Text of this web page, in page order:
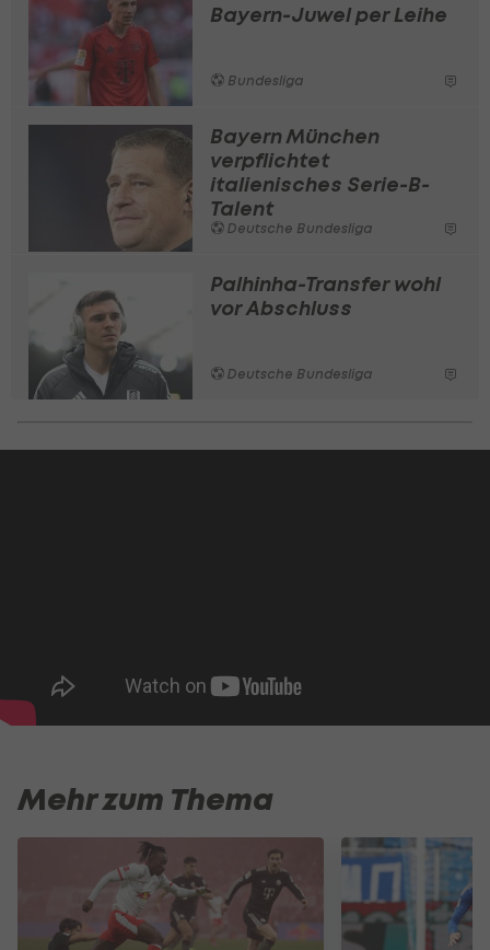
Bayern-Juwel per Leihe
Bundesliga
Bayern München
verpflichtet
italienisches Serie-B-
Talent
Deutsche Bundesliga
Palhinha-Transfer wohl
vor Abschluss
Deutsche Bundesliga
Mehr zum Thema